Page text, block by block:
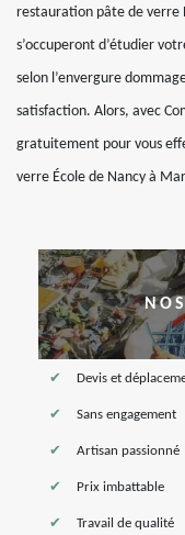
restauration pâte de verre
s’occuperont d’étudier
selon l’envergure
satisfaction. Alors, avec
gratuitement pour vous
verre École de Nancy à
Devis et
Sans engagement
Artisan passionné
Prix imbattable
Travail de qualité